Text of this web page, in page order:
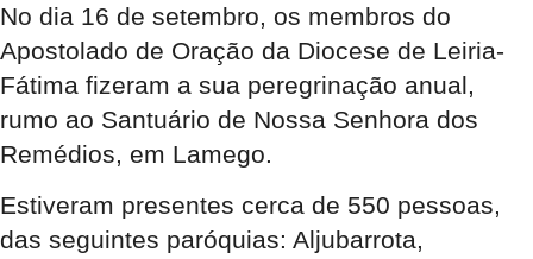
No dia 16 de setembro, os membros do
Apostolado de Oração da Diocese de Leiria-
Fátima fizeram a sua peregrinação anual,
rumo ao Santuário de Nossa Senhora dos
Remédios, em Lamego.
Estiveram presentes cerca de 550 pessoas,
das seguintes paróquias: Aljubarrota,